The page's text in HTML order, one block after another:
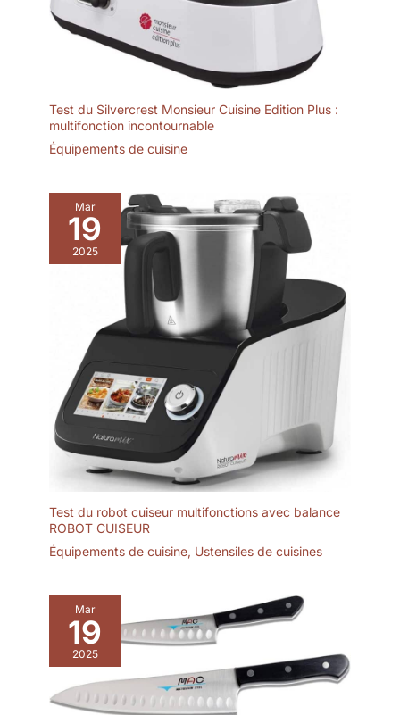
Test du Silvercrest Monsieur Cuisine Edition Plus :
multifonction incontournable
Équipements de cuisine
Mar
19
2025
Test du robot cuiseur multifonctions avec balance
ROBOT CUISEUR
Équipements de cuisine, Ustensiles de cuisines
Mar
19
2025